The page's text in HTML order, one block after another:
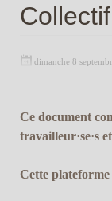
dimanche 8
Ce document
travailleur·se·s
Cette